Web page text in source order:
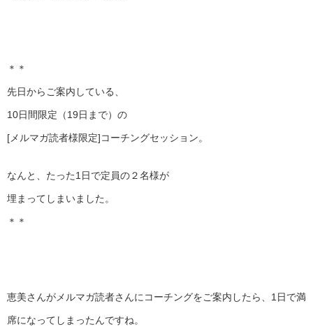
＊＊
先日からご案内している、
10日間限定（19日まで）の
[メルマガ読者様限定]コーチングセッション。
なんと、たった1日で定員の２名様が
埋まってしまいました。
＊＊
恵美さんがメルマガ読者さんにコーチングをご案内したら、1日で満
席になってしまったんですね。